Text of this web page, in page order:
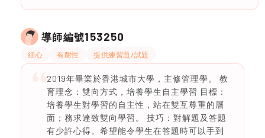
導師編號153250
細心 有耐性 提供練習題/試題
2019年畢業於香港城市大學，主修管理學。 教
育理念：雙向方式，培養學生自主學習 目標：
培養學生對學習的自主性，站在雙互尊重的層
面；務求達致雙向學習。 技巧：對解題及答題
有少許心得。希望能令學生在答題時可以手到